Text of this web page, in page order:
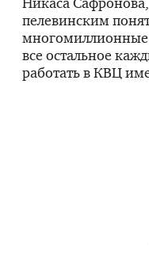
пелевинским
многомиллионные
все остальное
работать в КВЦ